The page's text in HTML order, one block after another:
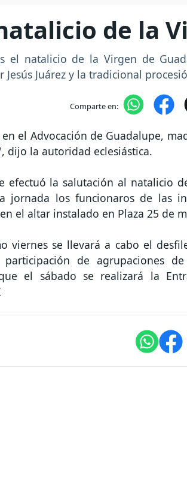
de la
el natalicio de la Virgen de
Juárez y la tradicional
Comparte en:
el Advocación de Guadalupe,
dijo la autoridad eclesiástica.
efectuó la salutación al natalicio
jornada los funcionaros de las
el altar instalado en Plaza 25 de
viernes se llevará a cabo el
de agrupaciones
el sábado se realizará la